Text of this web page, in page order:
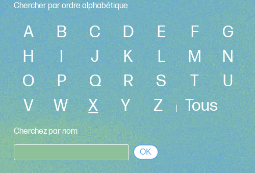
Chercher par ordre alphabétique
A B C D E F
G
H
I J K L M
N
O
P Q R S T
U
V
W X Y Z Tous
Cherchez par nom
OK